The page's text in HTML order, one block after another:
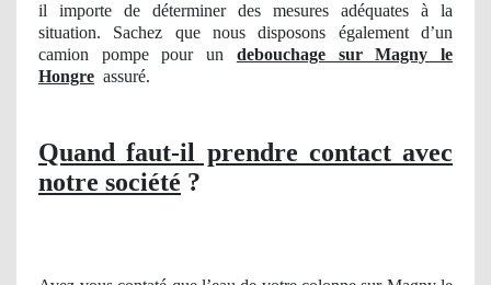
il importe de déterminer des mesures adéquates à la
situation. Sachez que nous disposons également d’un
camion pompe pour un debouchage sur Magny le
Hongre assuré.
Quand faut-il prendre contact avec
notre société ?